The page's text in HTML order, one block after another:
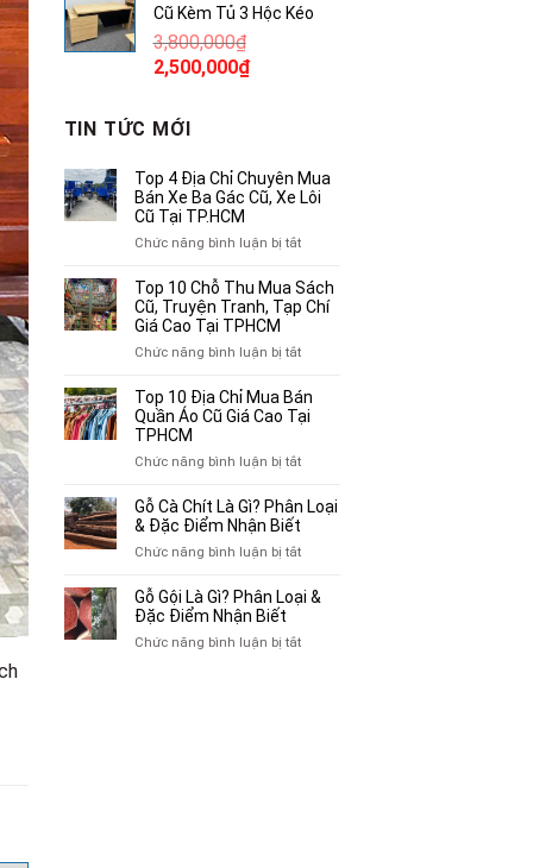
3,780,000₫. là:
Cũ Kèm Tủ 3 Hộc Kéo
3,800,000₫
Giá
là:
3,800,000₫.
2,500,000₫Giá
2,500,000₫.
TIN TỨC MỚI
Top 4 Địa Chỉ Chuyên Mua
Bán Xe Ba Gác Cũ, Xe Lôi
Cũ Tại TP.HCM
Chức năng bình luận bị tắtở
4
Địa
Xe
Ba
Cũ,
Lôi
Cũ
Tại
Top 10 Chỗ Thu Mua Sách
Cũ, Truyện Tranh, Tạp Chí
Giá Cao Tại TPHCM
Chức năng bình luận bị tắtở
10
Chỗ
Truyện
Tranh,
Tạp
Giá
Tại
Top 10 Địa Chỉ Mua Bán
Quần Áo Cũ Giá Cao Tại
TPHCM
Chức năng bình luận bị tắtở
10
Địa
Mua
Quần
Cũ
Gỗ Cà Chít Là Gì? Phân Loại
& Đặc Điểm Nhận Biết
Chức năng bình luận bị tắtở
Cà
Gì?
Gỗ Gội Là Gì? Phân Loại &
Đặc Điểm Nhận Biết
Chức năng bình luận bị tắtở